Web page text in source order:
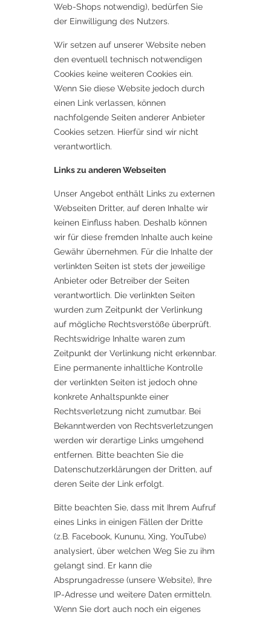
Web-Shops notwendig), bedürfen Sie
der Einwilligung des Nutzers.
Wir setzen auf unserer Website neben
den eventuell technisch notwendigen
Cookies keine weiteren Cookies ein.
Wenn Sie diese Website jedoch durch
einen Link verlassen, können
nachfolgende Seiten anderer Anbieter
Cookies setzen. Hierfür sind wir nicht
verantwortlich.
Links zu anderen Webseiten
Unser Angebot enthält Links zu externen
Webseiten Dritter, auf deren Inhalte wir
keinen Einfluss haben. Deshalb können
wir für diese fremden Inhalte auch keine
Gewähr übernehmen. Für die Inhalte der
verlinkten Seiten ist stets der jeweilige
Anbieter oder Betreiber der Seiten
verantwortlich. Die verlinkten Seiten
wurden zum Zeitpunkt der Verlinkung
auf mögliche Rechtsverstöße überprüft.
Rechtswidrige Inhalte waren zum
Zeitpunkt der Verlinkung nicht erkennbar.
Eine permanente inhaltliche Kontrolle
der verlinkten Seiten ist jedoch ohne
konkrete Anhaltspunkte einer
Rechtsverletzung nicht zumutbar. Bei
Bekanntwerden von Rechtsverletzungen
werden wir derartige Links umgehend
entfernen. Bitte beachten Sie die
Datenschutzerklärungen der Dritten, auf
deren Seite der Link erfolgt.
Bitte beachten Sie, dass mit Ihrem Aufruf
eines Links in einigen Fällen der Dritte
(z.B. Facebook, Kununu, Xing, YouTube)
analysiert, über welchen Weg Sie zu ihm
gelangt sind. Er kann die
Absprungadresse (unsere Website), Ihre
IP-Adresse und weitere Daten ermitteln.
Wenn Sie dort auch noch ein eigenes